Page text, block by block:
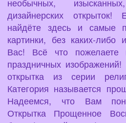
необычных,
дизайнерских
найдёте здесь и самые
картинки, без каких-
Вас! Всё что пожелаете
праздничных
открытка из серии
Категория называется
Надеемся, что Вам
Открытка Прощенное